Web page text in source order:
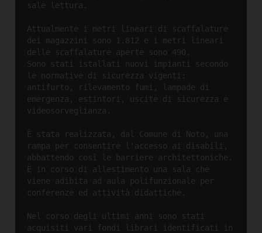
Attualmente i metri lineari di scaffalature
dei magazzini sono 1.812 e i metri lineari
delle scaffalature aperte sono 490.
Sono stati istallati nuovi impianti secondo
le normative di sicurezza vigenti:
antifurto, rilevamento fumi, lampade di
emergenza, estintori, uscite di sicurezza e
È stata realizzata, dal Comune di Noto, una
rampa per consentire l'accesso ai disabili,
abbattendo così le barriere architettoniche.
È in corso di allestimento una sala che
viene adibita ad aula polifunzionale per
Nel corso degli ultimi anni sono stati
acquisiti vari fondi librari identificati in